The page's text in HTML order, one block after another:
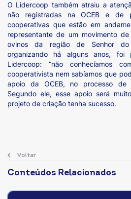
O Lidercoop também atraiu a
não registradas na OCEB e de
cooperativas que estão em
representante de um movimento
ovinos da região de Senhor
organizando há alguns anos, foi
Lidercoop: “não conhecíamos
cooperativista nem sabíamos que
apoio da OCEB, no processo de
Segundo ele, esse apoio será
projeto de criação tenha sucesso.
Voltar
Conteúdos Relacionados